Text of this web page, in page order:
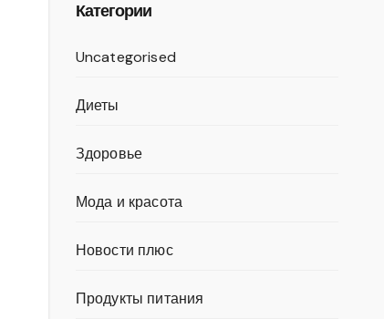
Категории
Uncategorised
Диеты
Здоровье
Мода и красота
Новости плюс
Продукты питания